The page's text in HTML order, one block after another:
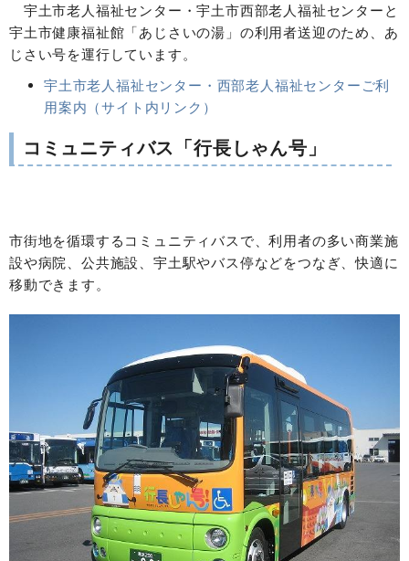
宇土市老人福祉センター・宇土市西部老人福祉センターと
宇土市健康福祉館「あじさいの湯」の利用者送迎のため、あ
じさい号を運行しています。
宇土市老人福祉センター・西部老人福祉センターご利
用案内（サイト内リンク）
コミュニティバス「行長しゃん号」
市街地を循環するコミュニティバスで、利用者の多い商業施
設や病院、公共施設、宇土駅やバス停などをつなぎ、快適に
移動できます。